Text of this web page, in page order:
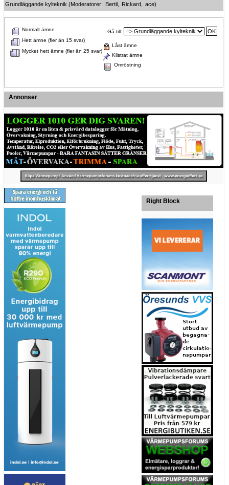
Grundläggande kylteknik (Moderatorer: Bertil Rickard ace)
Gå till:
Normalt ämne
Hett ämne (fler än 15 svar)
Mycket hett ämne (fler än 25 svar)
Låst ämne
Klistrat ämne
Omröstning
Annonser
Right Block